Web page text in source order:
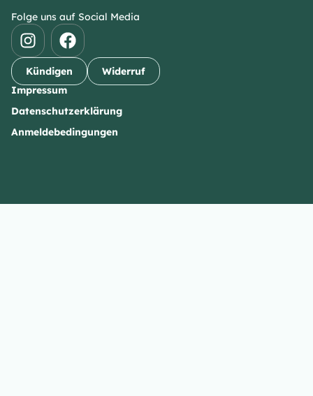
Folge uns auf Social Media
Kündigen
Widerruf
Impressum
Datenschutzerklärung
Anmeldebedingungen